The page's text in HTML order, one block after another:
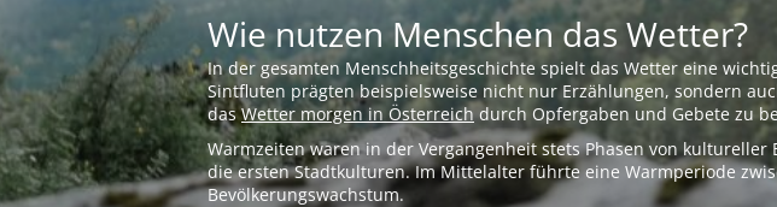
Wie nutzen Menschen das Wetter?
In der gesamten Menschheitsgeschichte spielt das Wetter eine
Sintfluten prägten beispielsweise nicht nur Erzählungen, sondern
dasWetter morgen in Österreichdurch Opfergaben und Gebete zu
Warmzeiten waren in der Vergangenheit stets Phasen von
die ersten Stadtkulturen. Im Mittelalter führte eine Warmperiode
Bevölkerungswachstum.